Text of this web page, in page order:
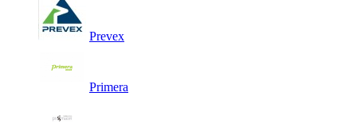
Prevex
Primera